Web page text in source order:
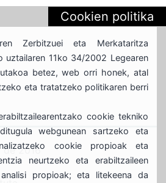
de 2016
Cookien politika
Zerbitzuei eta Merkataritza
uztailaren 11ko 34/2002 Legearen
betez, web orri honek, atal
eta tratatzeko politikaren berri
cookie tekniko
webgunean sartzeko eta
cookie propioak eta
neurtzeko eta erabiltzaileen
propioak; eta litekeena da